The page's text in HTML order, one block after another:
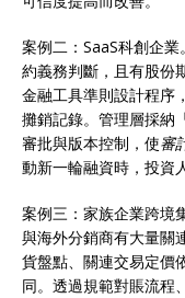
案例二：SaaS科創企
約義務判斷，且有股份
金融工具準則設計程序
攤銷記錄。管理層採納
審批與版本控制，使審
動新一輪融資時，投資
案例三：家族企業跨境
與海外分銷商有大量關
貨盤點、關連交易定價
同。透過規範對賬流程